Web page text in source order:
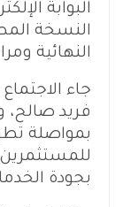
البوابة
النسخة
النهائية
جاء
فريد صالح،
بمواصلة
للمستثمرين
بجودة